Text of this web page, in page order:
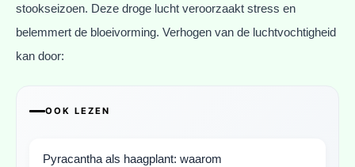
stookseizoen. Deze droge lucht veroorzaakt stress en
belemmert de bloeivorming. Verhogen van de luchtvochtigheid
kan door:
OOK LEZEN
Pyracantha als haagplant: waarom